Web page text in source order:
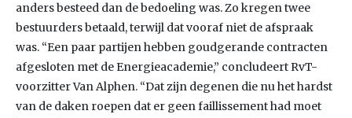
anders besteed dan de bedoeling was. Zo kregen twee
bestuurders betaald, terwijl dat vooraf niet de afspraak
was. “Een paar partijen hebben goudgerande contracten
afgesloten met de Energieacademie,” concludeert RvT-
voorzitter Van Alphen. “Dat zijn degenen die nu het hardst
van de daken roepen dat er geen faillissement had moet